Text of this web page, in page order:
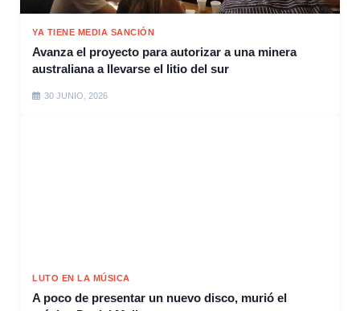
YA TIENE MEDIA SANCIÓN
Avanza el proyecto para autorizar a una minera
australiana a llevarse el litio del sur
30 JUNIO, 2026
LUTO EN LA MÚSICA
A poco de presentar un nuevo disco, murió el